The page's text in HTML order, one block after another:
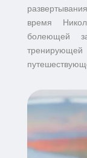
время
болеющей